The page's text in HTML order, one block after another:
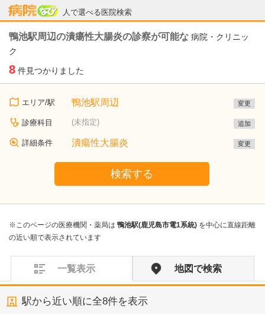
人で選べる医院検索
病院なび
鴨池駅周辺の潰瘍性大腸炎の診察が可能な 病院・クリニッ
ク
8 件見つかりました
エリア/駅 鴨池駅周辺 変更
診療科目 (未指定) 追加
詳細条件 潰瘍性大腸炎 変更
検索する
※このページの医療機関・薬局は 鴨池駅(鹿児島市電1系統) を中心に直線距離
の近い順で表示されています
一覧表示 地図で検索
駅から近い順に全8件を表示